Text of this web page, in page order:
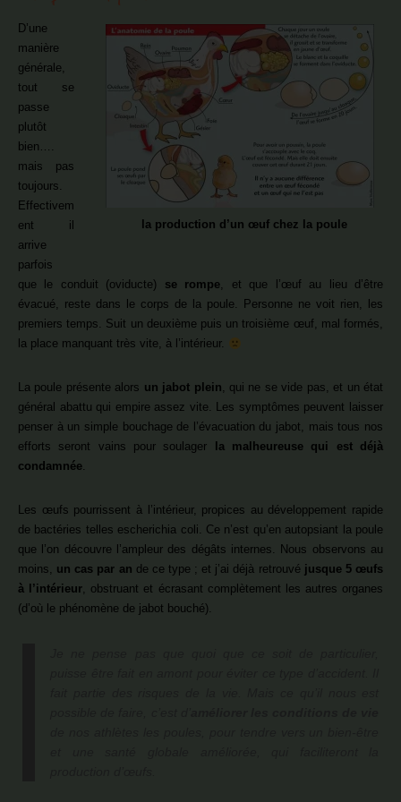
la production d’un œuf chez la poule
D’une
manière
générale,
tout se
passe
plutôt
bien….
mais pas
toujours.
Effectivem
ent il
arrive
parfois
que le conduit (oviducte) se rompe, et que l’œuf au lieu d’être
évacué, reste dans le corps de la poule. Personne ne voit rien, les
premiers temps. Suit un deuxième puis un troisième œuf, mal formés,
la place manquant très vite, à l’intérieur.
La poule présente alors un jabot plein, qui ne se vide pas, et un état
général abattu qui empire assez vite. Les symptômes peuvent laisser
penser à un simple bouchage de l’évacuation du jabot, mais tous nos
efforts seront vains pour soulager
la malheureuse qui est déjà
condamnée.
Les œufs pourrissent à l’intérieur, propices au développement rapide
de bactéries telles escherichia coli. Ce n’est qu’en autopsiant la poule
que l’on découvre l’ampleur des dégâts internes. Nous observons au
moins, un cas par an de ce type ; et j’ai déjà retrouvé jusque 5 œufs
à l’intérieur, obstruant et écrasant complètement les autres organes
(d’où le phénomène de jabot bouché).